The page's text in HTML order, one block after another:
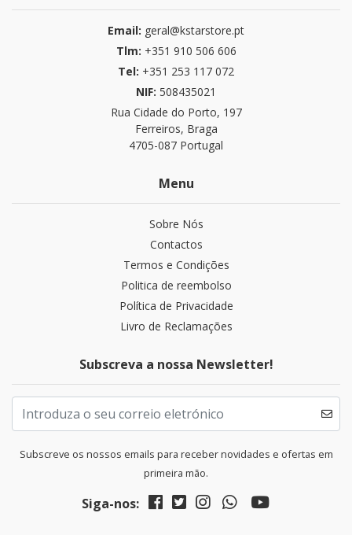
Email: geral@kstarstore.pt
Tlm: +351 910 506 606
Tel: +351 253 117 072
NIF: 508435021
Rua Cidade do Porto, 197
Ferreiros, Braga
4705-087 Portugal
Menu
Sobre Nós
Contactos
Termos e Condições
Politica de reembolso
Política de Privacidade
Livro de Reclamações
Subscreva a nossa Newsletter!
Subscreve os nossos emails para receber novidades e ofertas em
primeira mão.
Siga-nos: